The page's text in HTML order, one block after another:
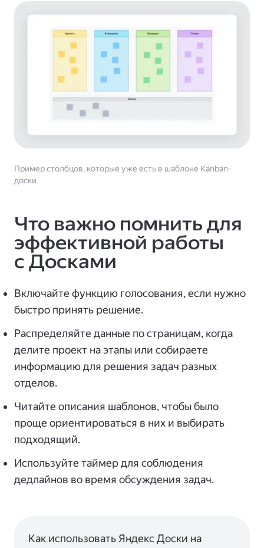
Пример столбцов, которые уже есть в шаблоне Kanban-
доски
Что важно помнить для
эффективной работы
с Досками
Включайте функцию голосования, если нужно
быстро принять решение.
Распределяйте данные по страницам, когда
делите проект на этапы или собираете
информацию для решения задач разных
отделов.
Читайте описания шаблонов, чтобы было
проще ориентироваться в них и выбирать
подходящий.
Используйте таймер для соблюдения
дедлайнов во время обсуждения задач.
Как использовать Яндекс Доски на